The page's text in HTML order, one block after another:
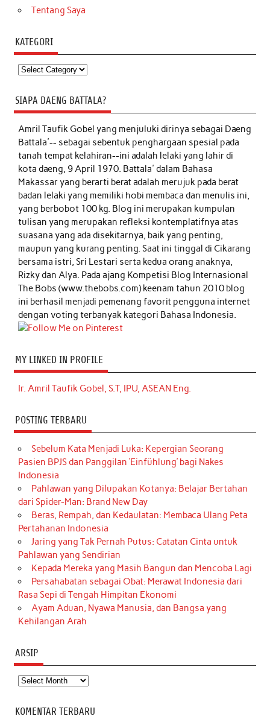
Tentang Saya
KATEGORI
Kategori
SIAPA DAENG BATTALA?
Amril Taufik Gobelyang menjuluki dirinya sebagai Daeng
Battala'-- sebagai sebentuk penghargaan spesial pada
tanah tempat kelahiran--ini adalah lelaki yang lahir di
kota daeng, 9 April 1970. Battala' dalam Bahasa
Makassar yang berarti berat adalah merujuk pada berat
badan lelaki yang memiliki hobi membaca dan menulis ini,
yang berbobot 100 kg. Blog ini merupakan kumpulan
tulisan yang merupakan refleksi kontemplatifnya atas
suasana yang ada disekitarnya, baik yang penting,
maupun yang kurang penting. Saat ini tinggal di Cikarang
bersama istri, Sri Lestari serta kedua orang anaknya,
Rizky dan Alya. Pada ajang Kompetisi Blog Internasional
The Bobs (www.thebobs.com) keenam tahun 2010 blog
ini berhasil menjadi pemenang favorit pengguna internet
dengan voting terbanyak kategori Bahasa Indonesia.
MY LINKED IN PROFILE
Ir. Amril Taufik Gobel, S.T, IPU, ASEAN Eng.
POSTING TERBARU
Sebelum Kata Menjadi Luka: Kepergian Seorang
Pasien BPJS dan Panggilan ‘Einfühlung’ bagi Nakes
Indonesia
Pahlawan yang Dilupakan Kotanya: Belajar Bertahan
dari Spider-Man: Brand New Day
Beras, Rempah, dan Kedaulatan: Membaca Ulang Peta
Pertahanan Indonesia
Jaring yang Tak Pernah Putus: Catatan Cinta untuk
Pahlawan yang Sendirian
Kepada Mereka yang Masih Bangun dan Mencoba Lagi
Persahabatan sebagai Obat: Merawat Indonesia dari
Rasa Sepi di Tengah Himpitan Ekonomi
Ayam Aduan, Nyawa Manusia, dan Bangsa yang
Kehilangan Arah
ARSIP
Arsip
KOMENTAR TERBARU